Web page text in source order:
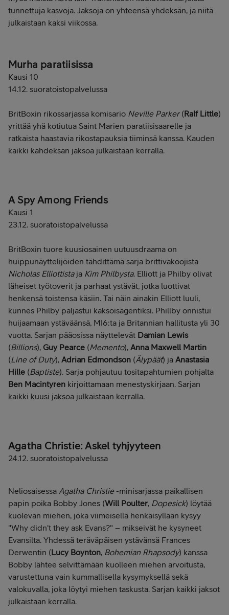
tunnettuja kasvoja. Jaksoja on yhteensä yhdeksän, ja niitä
julkaistaan kaksi viikossa.
Murha paratiisissa
Kausi 10
14.12. suoratoistopalvelussa
BritBoxin rikossarjassa komisario Neville Parker(Ralf Little)
yrittää yhä kotiutua Saint Marien paratiisisaarelle ja
ratkaista haastavia rikostapauksia tiiminsä kanssa. Kauden
kaikki kahdeksan jaksoa julkaistaan kerralla.
A Spy Among Friends
Kausi 1
23.12. suoratoistopalvelussa
BritBoxin tuore kuusiosainen uutuusdraama on
huippunäyttelijöiden tähdittämä sarja brittivakoojista
Nicholas Elliottistaja Kim Philbysta. Elliott ja Philby olivat
läheiset työtoverit ja parhaat ystävät, jotka luottivat
henkensä toistensa käsiin. Tai näin ainakin Elliott luuli,
kunnes Philby paljastui kaksoisagentiksi. Phillby onnistui
huijaamaan ystäväänsä, MI6:ta ja Britannian hallitusta yli 30
vuotta. Sarjan pääosissa näyttelevät Damian Lewis
(Billions), Guy Pearce (Memento), Anna Maxwell Martin
(Line of Duty), Adrian Edmondson (Älypäät) ja Anastasia
Hille (Baptiste). Sarja pohjautuu tositapahtumien pohjalta
Ben Macintyren kirjoittamaan menestyskirjaan. Sarjan
kaikki kuusi jaksoa julkaistaan kerralla.
Agatha Christie: Askel tyhjyyteen
24.12. suoratoistopalvelussa
Neliosaisessa Agatha Christie-minisarjassa paikallisen
papin poika Bobby Jones (Will Poulter, Dopesick) löytää
kuolevan miehen, joka viimeisellä henkäisyllään kysyy
"Why didn't they ask Evans?" – mikseivät he kysyneet
Evansilta. Yhdessä teräväpäisen ystävänsä Frances
Derwentin (Lucy Boynton, Bohemian Rhapsody) kanssa
Bobby lähtee selvittämään kuolleen miehen arvoitusta,
varustettuna vain kummallisella kysymyksellä sekä
valokuvalla, joka löytyi miehen taskusta. Sarjan kaikki jaksot
julkaistaan kerralla.